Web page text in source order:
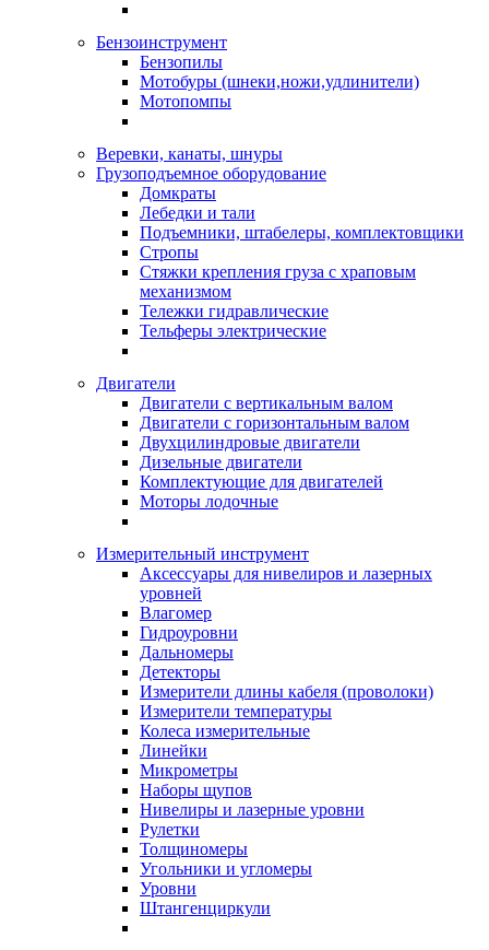
Бензоинструмент
Бензопилы
Мотобуры (шнеки,ножи,удлинители)
Мотопомпы
Веревки, канаты, шнуры
Грузоподъемное оборудование
Домкраты
Лебедки и тали
Подъемники, штабелеры, комплектовщики
Стропы
Стяжки крепления груза с храповым
механизмом
Тележки гидравлические
Тельферы электрические
Двигатели
Двигатели с вертикальным валом
Двигатели с горизонтальным валом
Двухцилиндровые двигатели
Дизельные двигатели
Комплектующие для двигателей
Моторы лодочные
Измерительный инструмент
Аксессуары для нивелиров и лазерных
уровней
Влагомер
Гидроуровни
Дальномеры
Детекторы
Измерители длины кабеля (проволоки)
Измерители температуры
Колеса измерительные
Линейки
Микрометры
Наборы щупов
Нивелиры и лазерные уровни
Рулетки
Толщиномеры
Угольники и угломеры
Уровни
Штангенциркули